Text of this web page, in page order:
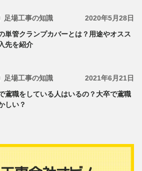
足場工事の知識 2020年5月28日
単管クランプカバーとは？用途やオスス
先を紹介
足場工事の知識 2021年6月21日
鳶職をしている人はいるの？大卒で鳶職
しい？